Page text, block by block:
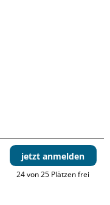
jetzt anmelden
24 von 25 Plätzen frei